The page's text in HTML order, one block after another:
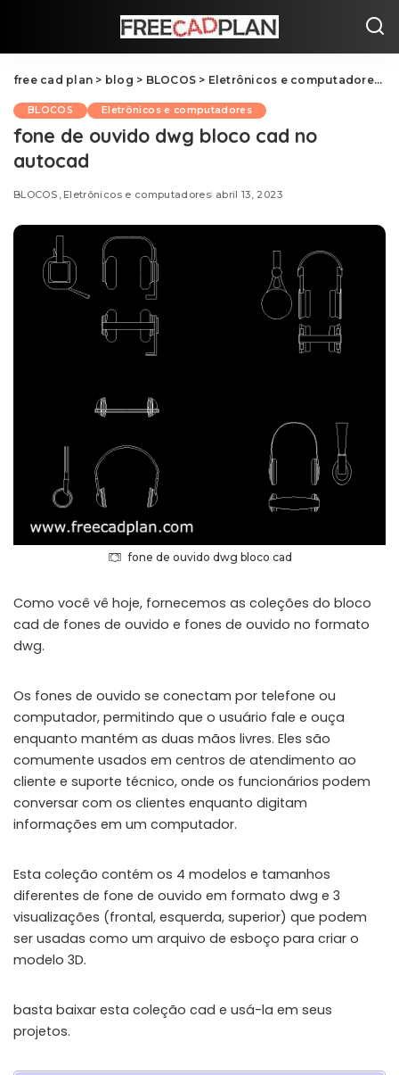
free cad plan > blog > BLOCOS > Eletrônicos e computadores >
BLOCOS Eletrônicos e computadores
fone de ouvido dwg bloco cad no
autocad
BLOCOS Eletrônicos e computadores abril 13, 2023
fone de ouvido dwg bloco cad
Como você vê hoje, fornecemos as coleções do bloco
cad de fones de ouvido e fones de ouvido no formato
dwg.
Os fones de ouvido se conectam por telefone ou
computador, permitindo que o usuário fale e ouça
enquanto mantém as duas mãos livres. Eles são
comumente usados em centros de atendimento ao
cliente e suporte técnico, onde os funcionários podem
conversar com os clientes enquanto digitam
informações em um computador.
Esta coleção contém os 4 modelos e tamanhos
diferentes de fone de ouvido em formato dwg e 3
visualizações (frontal, esquerda, superior) que podem
ser usadas como um arquivo de esboço para criar o
modelo 3D.
basta baixar esta coleção cad e usá-la em seus
projetos.